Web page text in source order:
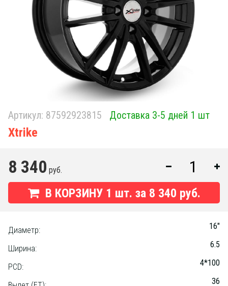
Артикул: 87592923815 Доставка 3-5 дней 1 шт
Xtrike
8 340 руб.
В КОРЗИНУ 1 шт. за 8 340 руб.
Диаметр: 16"
Ширина: 6.5
PCD: 4*100
36